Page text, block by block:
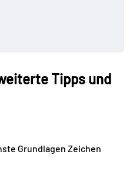
Tipps und
Grundlagen Zeichen